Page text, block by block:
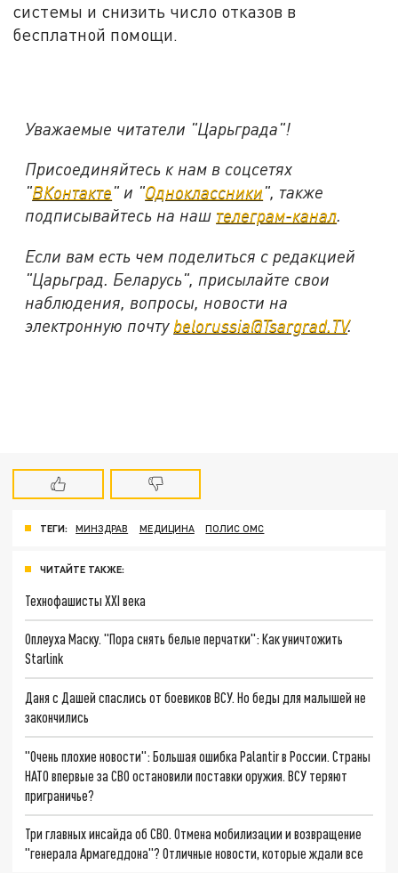
системы и снизить число отказов в
бесплатной помощи.
Уважаемые читатели "Царьграда"!
Присоединяйтесь к нам в соцсетях
"ВКонтакте" и "Одноклассники", также
подписывайтесь на наш телеграм-канал.
Если вам есть чем поделиться с редакцией
"Царьград. Беларусь", присылайте свои
наблюдения, вопросы, новости на
электронную почту belorussia@Tsargrad.TV.
ТЕГИ: МИНЗДРАВ МЕДИЦИНА ПОЛИС ОМС
ЧИТАЙТЕ ТАКЖЕ:
Технофашисты XXI века
Оплеуха Маску. "Пора снять белые перчатки": Как уничтожить
Starlink
Даня с Дашей спаслись от боевиков ВСУ. Но беды для малышей не
закончились
"Очень плохие новости": Большая ошибка Palantir в России. Страны
НАТО впервые за СВО остановили поставки оружия. ВСУ теряют
приграничье?
Три главных инсайда об СВО. Отмена мобилизации и возвращение
"генерала Армагеддона"? Отличные новости, которые ждали все